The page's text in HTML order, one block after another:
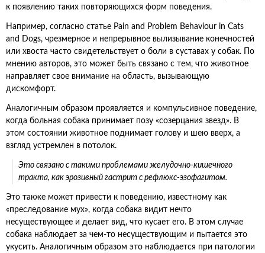
к появлению таких повторяющихся форм поведения.
Например, согласно статье Pain and Problem Behaviour in Cats
and Dogs, чрезмерное и непрерывное вылизывание конечностей
или хвоста часто свидетельствует о боли в суставах у собак. По
мнению авторов, это может быть связано с тем, что животное
направляет свое внимание на область, вызывающую
дискомфорт.
Аналогичным образом проявляется и компульсивное поведение,
когда больная собака принимает позу «созерцания звезд». В
этом состоянии животное поднимает голову и шею вверх, а
взгляд устремлен в потолок.
Это связано с такими проблемами желудочно-кишечного
тракта, как эрозивный гастрит с рефлюкс-эзофагитом.
Это также может привести к поведению, известному как
«преследование мух», когда собака видит нечто
несуществующее и делает вид, что кусает его. В этом случае
собака наблюдает за чем-то несуществующим и пытается это
укусить. Аналогичным образом это наблюдается при патологии